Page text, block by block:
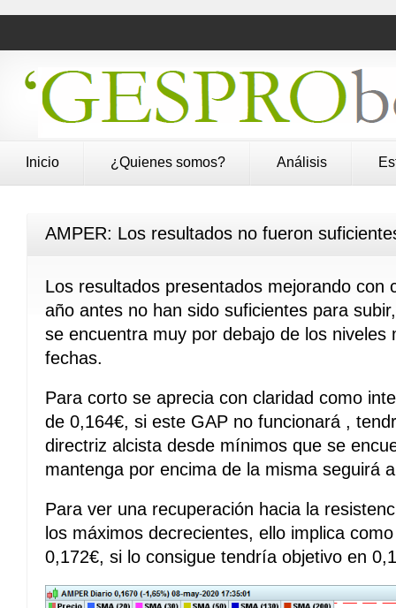
Inicio ¿Quienes somos? Análisis
AMPER: Los resultados no fueron
Los resultados presentados mejorando con
año antes no han sido suficientes para
se encuentra muy por debajo de los
fechas.
Para corto se aprecia con claridad como
de 0,164€, si este GAP no funcionará ,
directriz alcista desde mínimos que se
mantenga por encima de la misma seguirá
Para ver una recuperación hacia la
los máximos decrecientes, ello implica
0,172€, si lo consigue tendría objetivo en